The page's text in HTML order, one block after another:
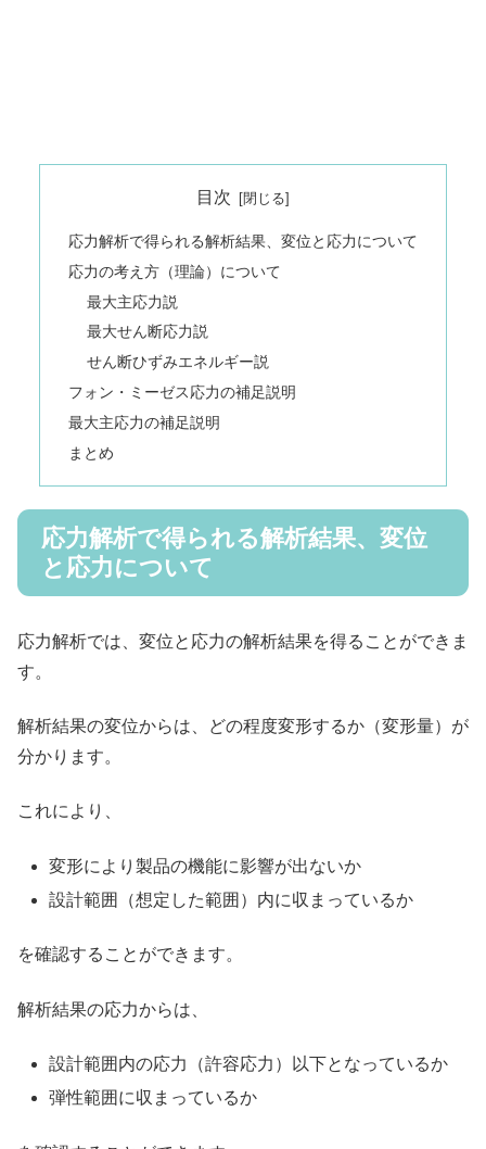
目次
応力解析で得られる解析結果、変位と応力について
応力の考え方（理論）について
最大主応力説
最大せん断応力説
せん断ひずみエネルギー説
フォン・ミーゼス応力の補足説明
最大主応力の補足説明
まとめ
応力解析で得られる解析結果、変位
と応力について
応力解析では、変位と応力の解析結果を得ることができま
す。
解析結果の変位からは、どの程度変形するか（変形量）が
分かります。
これにより、
変形により製品の機能に影響が出ないか
設計範囲（想定した範囲）内に収まっているか
を確認することができます。
解析結果の応力からは、
設計範囲内の応力（許容応力）以下となっているか
弾性範囲に収まっているか